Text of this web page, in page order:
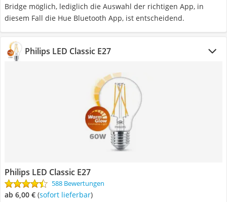
Bridge möglich, lediglich die Auswahl der richtigen App, in
diesem Fall die Hue Bluetooth App, ist entscheidend.
Philips LED Classic E27
Philips LED Classic E27
588 Bewertungen
ab 6,00 € ( Sofort lieferbar)